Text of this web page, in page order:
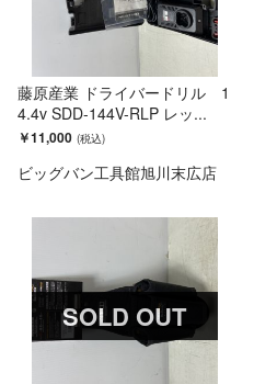
藤原産業 ドライバードリル 1
4.4v SDD-144V-RLP レッ...
￥11,000
ビッグバン工具館旭川末広店
SOLD OUT